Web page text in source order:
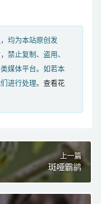
均为本站原创发
禁止复制、盗用、
媒体平台。如若本
进行处理。 查看花
上一篇
斑哑霸鹟